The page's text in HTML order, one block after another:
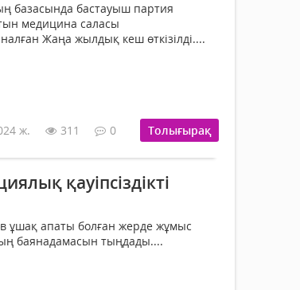
базасында бастауыш партия
медицина саласы
Жаңа жылдық кеш өткізілді....
ж. 311 0 Толығырақ
қауіпсіздікті
ұшақ апаты болған жерде жұмыс
баянадамасын тыңдады....